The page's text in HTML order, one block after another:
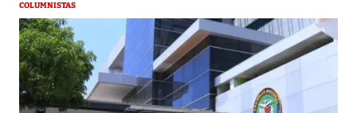
COLUMNISTAS